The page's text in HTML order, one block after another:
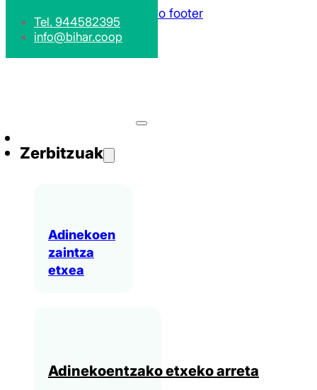
Skip to footer
Tel. 944582395
info@bihar.coop
Zerbitzuak
Adinekoen
zaintza
etxea
Adinekoentzako etxeko arreta